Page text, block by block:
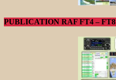
PUBLICATION RAF FT4 – FT8